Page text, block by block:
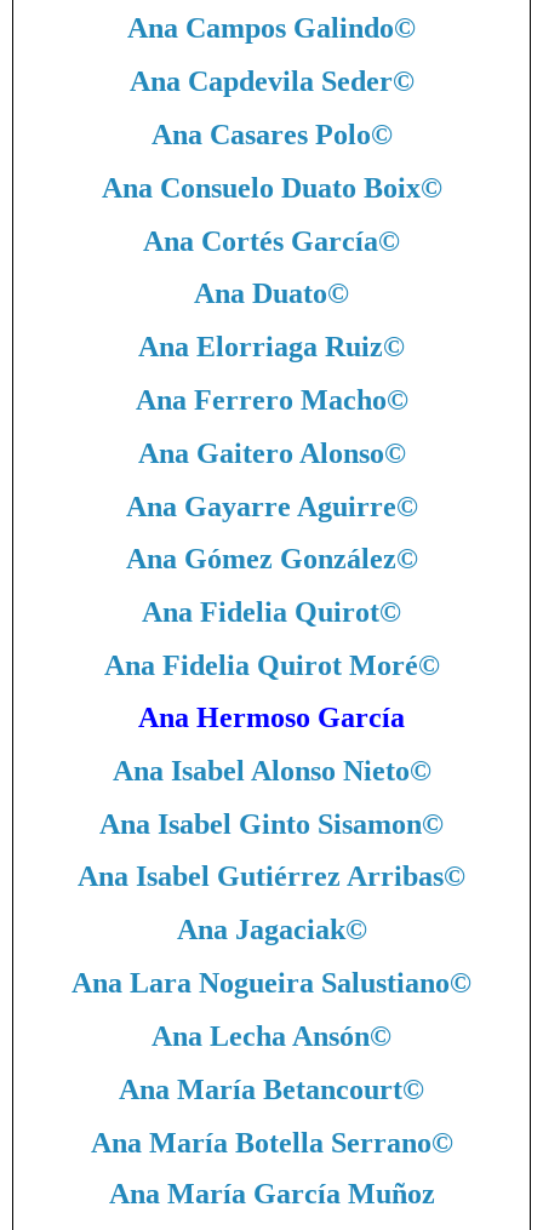
Ana Campos Galindo©
Ana Capdevila Seder©
Ana Casares Polo©
Ana Consuelo Duato Boix©
Ana Cortés García©
Ana Duato©
Ana Elorriaga Ruiz©
Ana Ferrero Macho©
Ana Gaitero Alonso©
Ana Gayarre Aguirre©
Ana Gómez González©
Ana Fidelia Quirot©
Ana Fidelia Quirot Moré©
Ana Hermoso García
Ana Isabel Alonso Nieto©
Ana Isabel Ginto Sisamon©
Ana Isabel Gutiérrez Arribas©
Ana Jagaciak©
Ana Lara Nogueira Salustiano©
Ana Lecha Ansón©
Ana María Betancourt©
Ana María Botella Serrano©
Ana María García Muñoz